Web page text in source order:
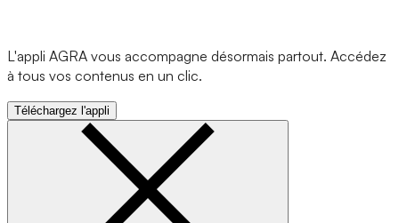
L'appli AGRA vous accompagne désormais partout. Accédez
à tous vos contenus en un clic.
Téléchargez l'appli